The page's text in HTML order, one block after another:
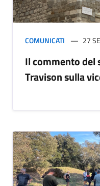
COMUNICATI 27
Il commento del
Travison sulla